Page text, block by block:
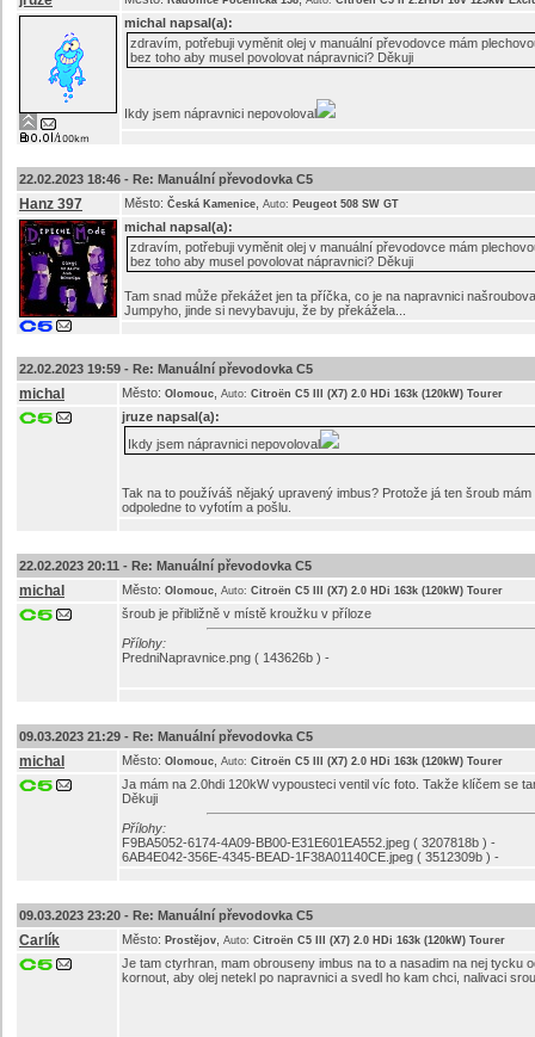
michal napsal(a):
zdravím, potřebuji vyměnit olej v manuální převodovce mám
bez toho aby musel povolovat nápravnici? Děkuji
Ikdy jsem nápravnici nepovoloval
22.02.2023 18:46 - Re: Manuální převodovka C5
Hanz 397 Město: Česká Kamenice Auto: Peugeot 508 SW GT
michal napsal(a):
zdravím, potřebuji vyměnit olej v manuální převodovce mám
bez toho aby musel povolovat nápravnici? Děkuji
Tam snad může překážet jen ta příčka, co je na napravnici
Jumpyho, jinde si nevybavuju, že by překážela...
22.02.2023 19:59 - Re: Manuální převodovka C5
michal Město: Olomouc Auto: Citroën C5 III (X7) 2.0 HDi 163k (120kW) Tourer
jruze napsal(a):
Ikdy jsem nápravnici nepovoloval
Tak na to používáš nějaký upravený imbus? Protože já ten šroub
odpoledne to vyfotím a pošlu.
22.02.2023 20:11 - Re: Manuální převodovka C5
michal Město: Olomouc Auto: Citroën C5 III (X7) 2.0 HDi 163k (120kW) Tourer
šroub je přibližně v místě kroužku v příloze
Přílohy:
PredniNapravnice.png ( 143626b ) -
09.03.2023 21:29 - Re: Manuální převodovka C5
michal Město: Olomouc Auto: Citroën C5 III (X7) 2.0 HDi 163k (120kW) Tourer
Ja mám na 2.0hdi 120kW vypousteci ventil víc foto. Takže klíčem se
Děkuji
Přílohy:
F9BA5052-6174-4A09-BB00-E31E601EA552.jpeg ( 3207818b ) -
6AB4E042-356E-4345-BEAD-1F38A01140CE.jpeg ( 3512309b ) -
09.03.2023 23:20 - Re: Manuální převodovka C5
Carlík Město: Prostějov Auto: Citroën C5 III (X7) 2.0 HDi 163k (120kW) Tourer
Je tam ctyrhran, mam obrouseny imbus na to a nasadim na nej
kornout, aby olej netekl po napravnici a svedl ho kam chci, nalivaci